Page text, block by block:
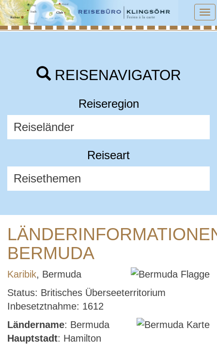
REISENAVIGATOR
Reiseregion
Reiseart
BERMUDA
Karibik, Bermuda
Status: Britisches Überseeterritorium
Inbesetztnahme: 1612
Ländername: Bermuda
Hauptstadt: Hamilton